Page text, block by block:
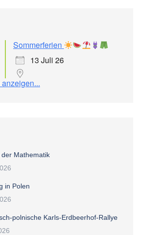
Sommerferien
13 Juli 26
der Mathematik
in Polen
polnische Karls-Erdbeerhof-Rallye